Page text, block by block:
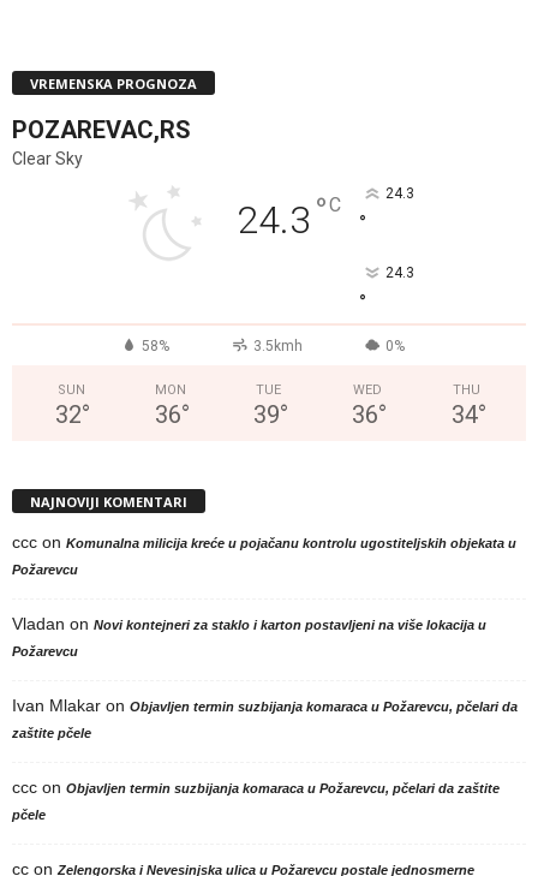
VREMENSKA PROGNOZA
POZAREVAC,RS
Clear Sky
24.3 °C 24.3
°
24.3
°
58% 3.5kmh 0%
SUN
32°
MON
36°
TUE
39°
WED
36°
THU
34°
NAJNOVIJI KOMENTARI
ccc on Komunalna milicija kreće u pojačanu kontrolu ugostiteljskih objekata u
Požarevcu
Vladan on Novi kontejneri za staklo i karton postavljeni na više lokacija u
Požarevcu
Ivan Mlakar on Objavljen termin suzbijanja komaraca u Požarevcu, pčelari da
zaštite pčele
ccc on Objavljen termin suzbijanja komaraca u Požarevcu, pčelari da zaštite
pčele
cc on Zelengorska i Nevesinjska ulica u Požarevcu postale jednosmerne